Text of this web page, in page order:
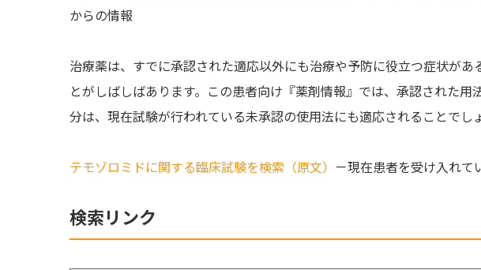
からの情報
治療薬は、すでに承認された適応以外にも治療や予防に役立つ症状が
とがしばしばあります。この患者向け『薬剤情報』では、承認された
分は、現在試験が行われている未承認の使用法にも適応されることでし
テモゾロミドに関する臨床試験を検索（原文） －現在患者を受け入れて
検索リンク